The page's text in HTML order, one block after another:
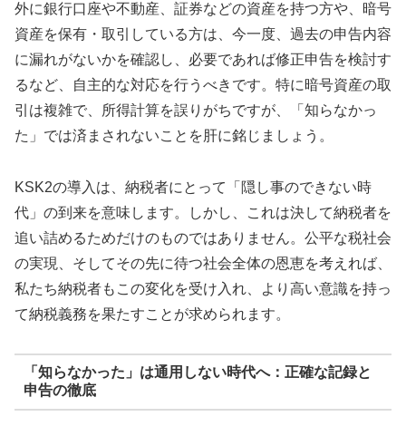
外に銀行口座や不動産、証券などの資産を持つ方や、暗号
資産を保有・取引している方は、今一度、過去の申告内容
に漏れがないかを確認し、必要であれば修正申告を検討す
るなど、自主的な対応を行うべきです。特に暗号資産の取
引は複雑で、所得計算を誤りがちですが、「知らなかっ
た」では済まされないことを肝に銘じましょう。
KSK2の導入は、納税者にとって「隠し事のできない時
代」の到来を意味します。しかし、これは決して納税者を
追い詰めるためだけのものではありません。公平な税社会
の実現、そしてその先に待つ社会全体の恩恵を考えれば、
私たち納税者もこの変化を受け入れ、より高い意識を持っ
て納税義務を果たすことが求められます。
「知らなかった」は通用しない時代へ：正確な記録と
申告の徹底